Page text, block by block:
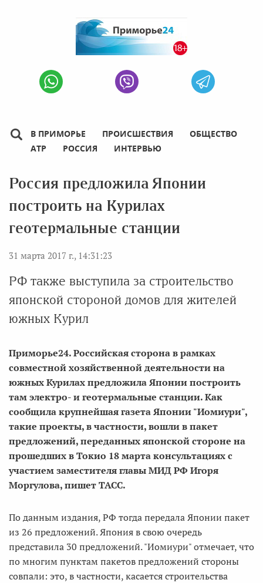
В ПРИМОРЬЕ ПРОИСШЕСТВИЯ
ОБЩЕСТВО
АТР
РОССИЯ ИНТЕРВЬЮ
Россия предложила Японии
построить на Курилах
геотермальные станции
31 марта 2017 г., 14:31:23
РФ также выступила за строительство
японской стороной домов для жителей
южных Курил
Приморье24. Российская сторона в рамках
совместной хозяйственной деятельности на
южных Курилах предложила Японии построить
там электро- и геотермальные станции. Как
сообщила крупнейшая газета Японии "Иомиури",
такие проекты, в частности, вошли в пакет
предложений, переданных японской стороне на
прошедших в Токио 18 марта консультациях с
участием заместителя главы МИД РФ Игоря
Моргулова, пишет ТАСС.
По данным издания, РФ тогда передала Японии пакет
из 26 предложений. Япония в свою очередь
представила 30 предложений. "Иомиури" отмечает, что
по многим пунктам пакетов предложений стороны
совпали: это, в частности, касается строительства